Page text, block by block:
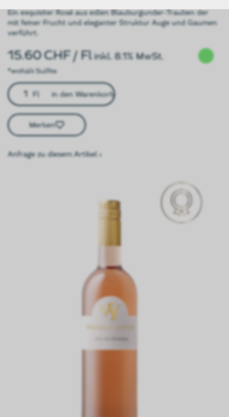
Ein exquisiter Rosé aus edlen Blauburgunder-Trauben der
mit feiner Frucht und eleganter Struktur Auge und Gaumen
verführt.
15.60CHF/ Flinkl. 8.1% MwSt.
*enthält Sulfite
Fl in den Warenkorb
Merken
Anfrage zu diesem Artikel ›